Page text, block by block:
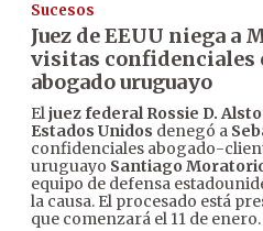
Sucesos
Juez de EEUU niega a
visitas confidenciales
abogado uruguayo
Eljuez federal Rossie D.
Estados Unidos denegó a
confidenciales abogado-
uruguayo Santiago
equipo de defensa
la causa. El procesado está
que comenzará el 11 de enero.